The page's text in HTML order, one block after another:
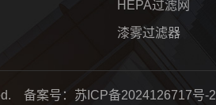
HEPA过滤网
漆雾过滤器
备案号： 苏ICP备2024126717号-2